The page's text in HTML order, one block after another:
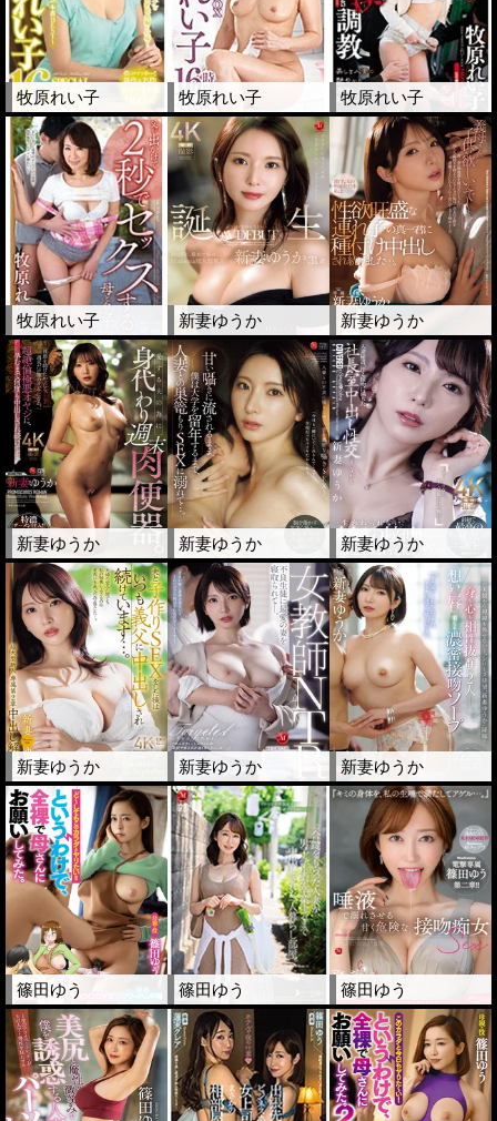
牧原れい子 牧原れい子 牧原れい子
牧原れい子 新妻ゆうか 新妻ゆうか
新妻ゆうか 新妻ゆうか 新妻ゆうか
新妻ゆうか 新妻ゆうか 新妻ゆうか
篠田ゆう 篠田ゆう 篠田ゆう